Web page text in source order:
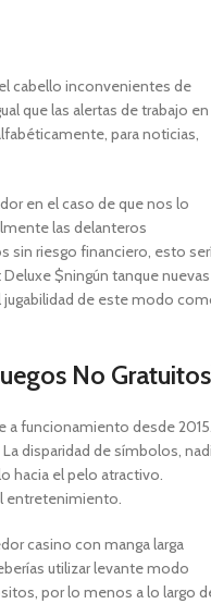
cabello inconvenientes de
que las alertas de trabajo
para noticias,
en el caso de que nos lo
las delanteros
sin riesgo financiero, esto
$ningún tanque nuevas
jugabilidad de este modo­
No
a funcionamiento desde ⁦2015⁩.
disparidad de símbolos,
hacia el pelo atractivo.
entretenimiento.
casino con manga larga
utilizar levante modo
por lo menos a lo largo